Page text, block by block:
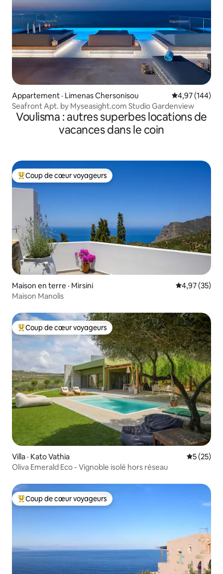
Appartement · Limenas Chersonisou Note
4,97 (144)
Seafront Apt. by Myseasight.com Studio Gardenview
Voulisma : autres superbes locations de
vacances dans le coin
Coup de cœur voyageurs parmi les plus aimés
Coup de cœur voyageurs
Maison en terre · Mirsini Note
4,97 (35)
Maison Manolis
Coup de cœur voyageurs parmi les plus aimés
Coup de cœur voyageurs
Villa · Kato Vathia Note
5 (25)
Oliva Emerald Eco - Vignoble isolé hors réseau
Coup de cœur voyageurs parmi les plus aimés
Coup de cœur voyageurs